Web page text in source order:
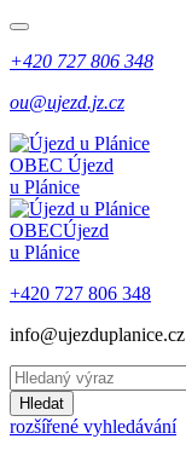
+420 727 806 348
ou@ujezd.jz.cz
OBEC Újezd
u Plánice
OBECÚjezd
u Plánice
+420 727 806 348
info@ujezduplanice.cz
Hledat
rozšířené vyhledávání